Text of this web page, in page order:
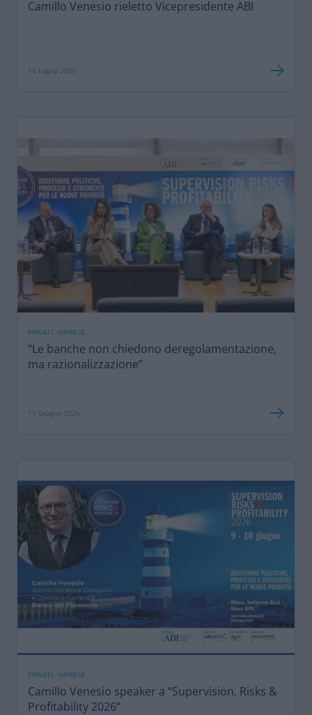
Camillo Venesio rieletto Vicepresidente ABI
16 Luglio 2026
PRIVATI, IMPRESE
“Le banche non chiedono deregolamentazione,
ma razionalizzazione”
11 Giugno 2026
PRIVATI, IMPRESE
Camillo Venesio speaker a “Supervision, Risks &
Profitability 2026”